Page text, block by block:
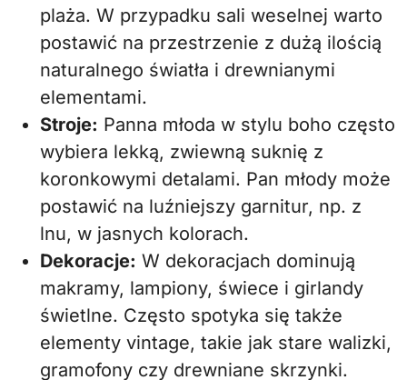
plaża. W przypadku sali weselnej warto
postawić na przestrzenie z dużą ilością
naturalnego światła i drewnianymi
elementami.
Stroje: Panna młoda w stylu boho często
wybiera lekką, zwiewną suknię z
koronkowymi detalami. Pan młody może
postawić na luźniejszy garnitur, np. z
lnu, w jasnych kolorach.
Dekoracje: W dekoracjach dominują
makramy, lampiony, świece i girlandy
świetlne. Często spotyka się także
elementy vintage, takie jak stare walizki,
gramofony czy drewniane skrzynki.